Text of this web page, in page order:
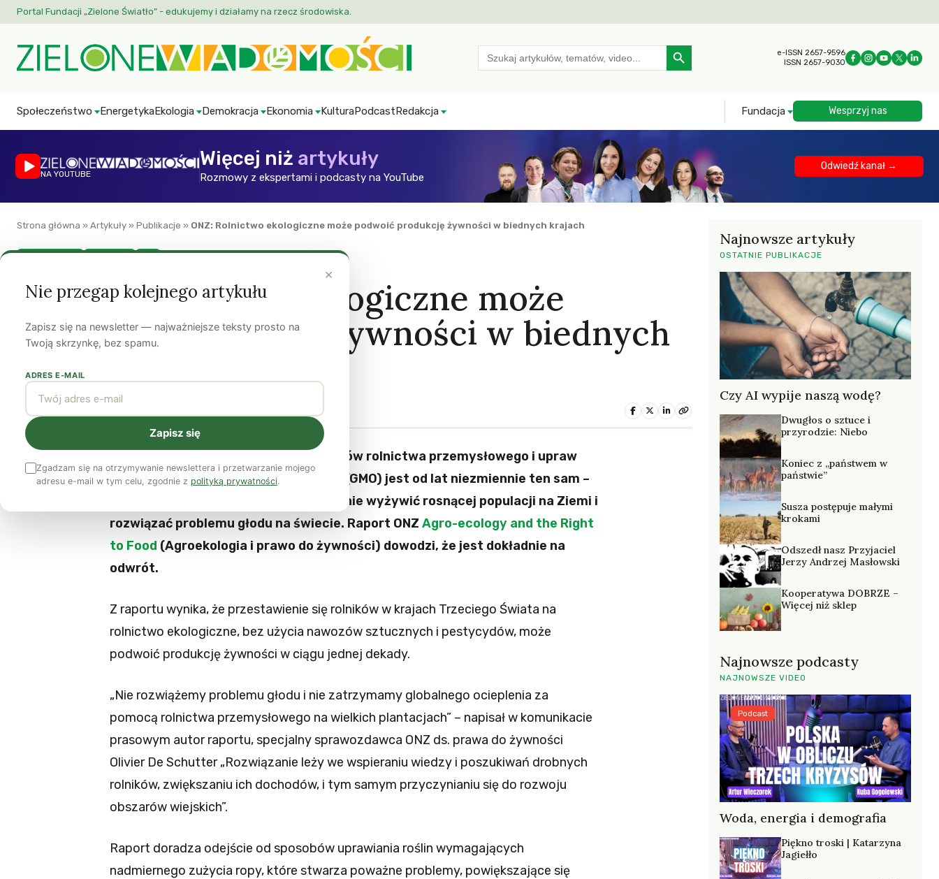
Portal Fundacji „Zielone Światło” - edukujemy i działamy na rzecz środowiska.
Search
for:
Search Button
e-ISSN 2657-9596
ISSN 2657-9030
Społeczeństwo EnergetykaEkologia Demokracja Ekonomia KulturaPodcastRedakcja Fundacja Wesprzyj nas
NA YOUTUBE
Więcej niż artykuły
Rozmowy z ekspertami i podcasty na YouTube
Odwiedź kanał →
Strona główna » Artykuły » Publikacje » ONZ: Rolnictwo ekologiczne może podwoić produkcję żywności w biednych krajach
ONZ: Rolnictwo ekologiczne może
podwoić produkcję żywności w biednych
krajach
Jan Skoczylas
Argument wysuwany przez zwolenników rolnictwa przemysłowego i upraw
roślin genetycznie zmodyfikowanych (GMO) jest od lat niezmiennie ten sam –
rolnictwo tradycyjne nie będzie w stanie wyżywić rosnącej populacji na Ziemi i
rozwiązać problemu głodu na świecie. Raport ONZ Agro-ecology and the Right
to Food (Agroekologia i prawo do żywności) dowodzi, że jest dokładnie na
odwrót.
Z raportu wynika, że przestawienie się rolników w krajach Trzeciego Świata na
rolnictwo ekologiczne, bez użycia nawozów sztucznych i pestycydów, może
podwoić produkcję żywności w ciągu jednej dekady.
„Nie rozwiążemy problemu głodu i nie zatrzymamy globalnego ocieplenia za
pomocą rolnictwa przemysłowego na wielkich plantacjach” – napisał w komunikacie
prasowym autor raportu, specjalny sprawozdawca ONZ ds. prawa do żywności
Olivier De Schutter „Rozwiązanie leży we wspieraniu wiedzy i poszukiwań drobnych
rolników, zwiększaniu ich dochodów, i tym samym przyczynianiu się do rozwoju
obszarów wiejskich”.
Raport doradza odejście od sposobów uprawiania roślin wymagających
nadmiernego zużycia ropy, które stwarza poważne problemy, powiększające się
Najnowsze artykuły
OSTATNIE PUBLIKACJE
Czy AI wypije naszą wodę?
Dwugłos o sztuce i
przyrodzie: Niebo
Koniec z „państwem w
państwie”
Susza postępuje małymi
krokami
Odszedł nasz Przyjaciel
Jerzy Andrzej Masłowski
Kooperatywa DOBRZE –
Więcej niż sklep
Najnowsze podcasty
NAJNOWSZE VIDEO
Woda, energia i demografia
Podcast
Piękno troski | Katarzyna
Jagiełło
×
Nie przegap kolejnego artykułu
Zapisz się na newsletter — najważniejsze teksty prosto na
Twoją skrzynkę, bez spamu.
ADRES E-MAIL
Zapisz się
Zgadzam się na otrzymywanie newslettera i przetwarzanie mojego
adresu e-mail w tym celu, zgodnie z polityką prywatności.